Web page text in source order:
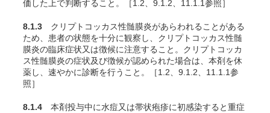
価した上で判断すること。［1.2、9.1.2、11.1.1参照］
8.1.3 クリプトコッカス性髄膜炎があらわれることがある
ため、患者の状態を十分に観察し、クリプトコッカス性髄
膜炎の臨床症状又は徴候に注意すること。クリプトコッカ
ス性髄膜炎の症状及び徴候が認められた場合は、本剤を休
薬し、速やかに診断を行うこと。［1.2、9.1.2、11.1.1参
照］
8.1.4 本剤投与中に水痘又は帯状疱疹に初感染すると重症